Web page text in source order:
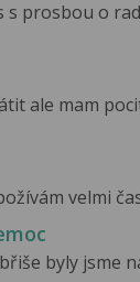
s prosbou o
ale mam
velmi
byly jsme